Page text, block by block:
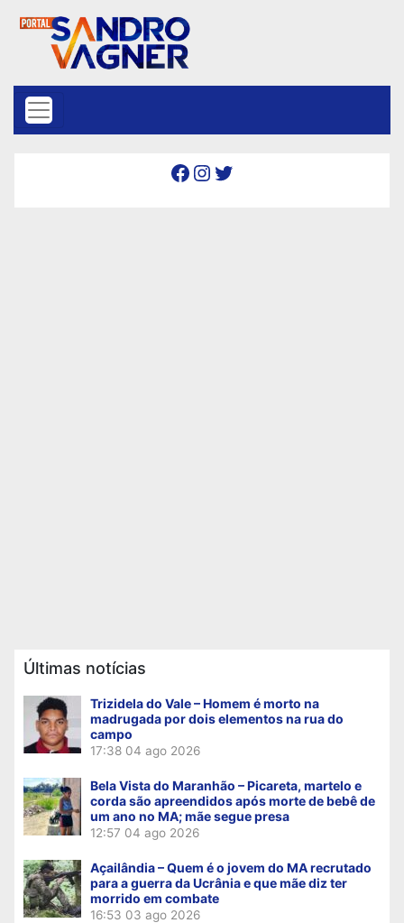
Facebook Instagram Twitter
Últimas notícias
Trizidela do Vale – Homem é morto na
madrugada por dois elementos na rua do
campo
17:38 04 ago 2026
Bela Vista do Maranhão – Picareta, martelo e
corda são apreendidos após morte de bebê de
um ano no MA; mãe segue presa
12:57 04 ago 2026
Açailândia – Quem é o jovem do MA recrutado
para a guerra da Ucrânia e que mãe diz ter
morrido em combate
16:53 03 ago 2026